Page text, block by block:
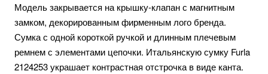
Модель закрывается на крышку-клапан с магнитным
замком, декорированным фирменным лого бренда.
Сумка с одной короткой ручкой и длинным плечевым
ремнем с элементами цепочки. Итальянскую сумку Furla
2124253 украшает контрастная отстрочка в виде канта.